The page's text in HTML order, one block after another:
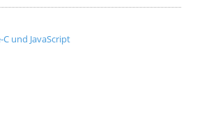
und JavaScript